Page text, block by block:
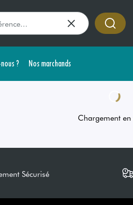
? Nos marchands
Chargement en
Sécurisé